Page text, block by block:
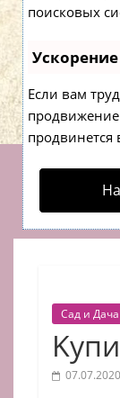
поисковых
Если вам
продвижение
продвинется
Сад и Дача
07.07.2020